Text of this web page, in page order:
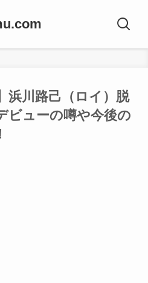
浜川路己（ロイ）脱
ビューの噂や今後の